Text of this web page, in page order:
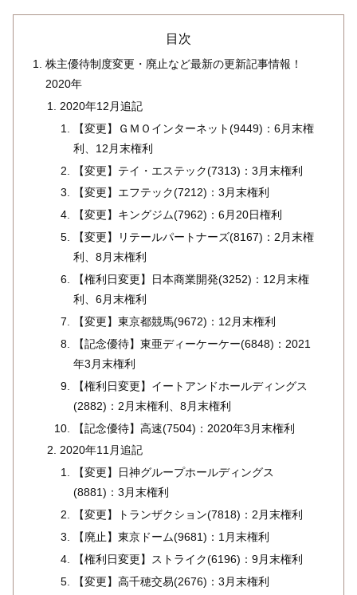
目次
株主優待制度変更・廃止など最新の更新記事情報！
2020年
2020年12月追記
【変更】ＧＭＯインターネット(9449)：6月末権
利、12月末権利
【変更】テイ・エステック(7313)：3月末権利
【変更】エフテック(7212)：3月末権利
【変更】キングジム(7962)：6月20日権利
【変更】リテールパートナーズ(8167)：2月末権
利、8月末権利
【権利日変更】日本商業開発(3252)：12月末権
利、6月末権利
【変更】東京都競馬(9672)：12月末権利
【記念優待】東亜ディーケーケー(6848)：2021
年3月末権利
【権利日変更】イートアンドホールディングス
(2882)：2月末権利、8月末権利
【記念優待】高速(7504)：2020年3月末権利
2020年11月追記
【変更】日神グループホールディングス
(8881)：3月末権利
【変更】トランザクション(7818)：2月末権利
【廃止】東京ドーム(9681)：1月末権利
【権利日変更】ストライク(6196)：9月末権利
【変更】高千穂交易(2676)：3月末権利